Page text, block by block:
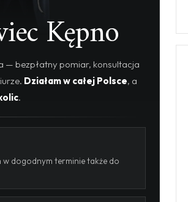
Kępno
— bezpłatny pomiar, konsultacja
Działam w całej Polsce, a
.
w dogodnym terminie także do